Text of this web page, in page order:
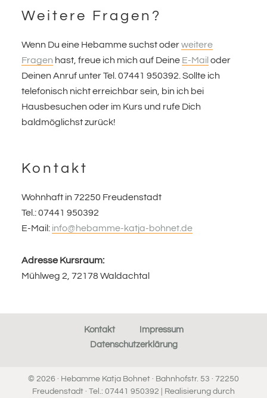
Weitere Fragen?
Wenn Du eine Hebamme suchst oderweitere
Fragen hast, freue ich mich auf Deine E-Mail oder
Deinen Anruf unter Tel. 07441 950392. Sollte ich
telefonisch nicht erreichbar sein, bin ich bei
Hausbesuchen oder im Kurs und rufe Dich
baldmöglichst zurück!
Kontakt
Wohnhaft in 72250 Freudenstadt
Tel.: 07441 950392
E-Mail: info@hebamme-katja-bohnet.de
Adresse Kursraum:
Mühlweg 2, 72178 Waldachtal
Kontakt
Impressum
Datenschutzerklärung
© 2026 · Hebamme Katja Bohnet · Bahnhofstr. 53 · 72250
Freudenstadt · Tel.: 07441 950392 | Realisierung durch